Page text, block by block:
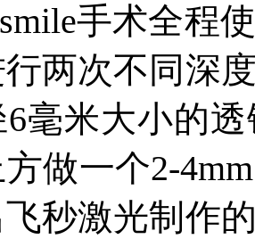
手术全程
两次不同深
毫米大小的
做一个2-
秒激光制作